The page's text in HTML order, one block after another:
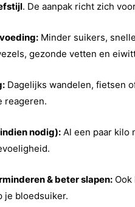
. De aanpak richt zich
Minder suikers,
gezonde vetten en
Dagelijks wandelen, fietsen
reageren.
nodig): Al een paar kilo
& beter slapen:
je bloedsuiker.